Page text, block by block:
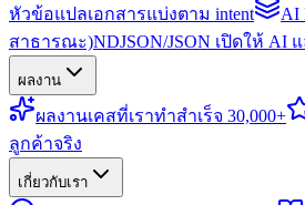
หัวข้อแปลเอกสารแบ่งตาม intent
AI
สาธารณะ)NDJSON/JSON เปิดให้ AI
ผลงาน
ผลงานเคสที่เราทำสำเร็จ 30,000+
ลูกค้าจริง
เกี่ยวกับเรา